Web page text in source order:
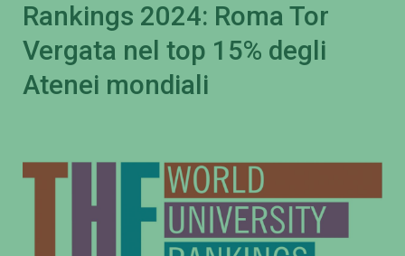
Rankings 2024: Roma Tor
Vergata nel top 15% degli
Atenei mondiali